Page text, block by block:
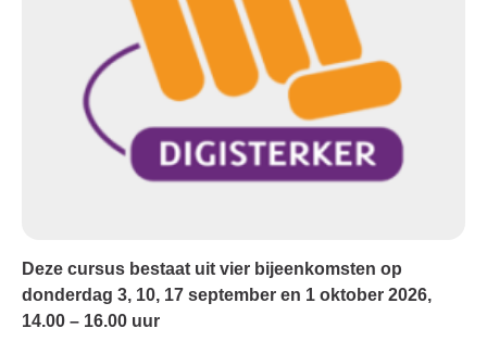
Deze cursus bestaat uit vier bijeenkomsten op
donderdag 3, 10, 17 september en 1 oktober 2026,
14.00 – 16.00 uur